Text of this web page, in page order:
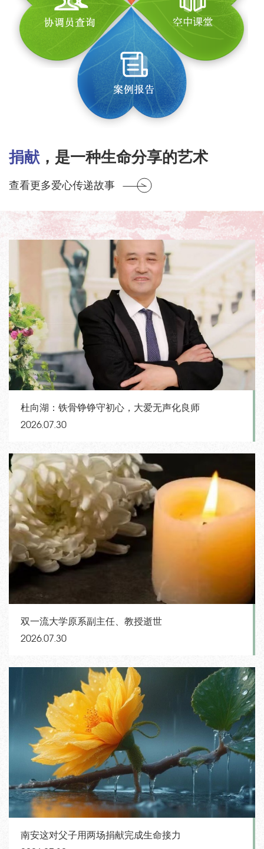
捐献 ，是一种生命分享的艺术
查看更多爱心传递故事
杜向湖：铁骨铮铮守初心，大爱无声化良师
2026.07.30
双一流大学原系副主任、教授逝世
2026.07.30
南安这对父子用两场捐献完成生命接力